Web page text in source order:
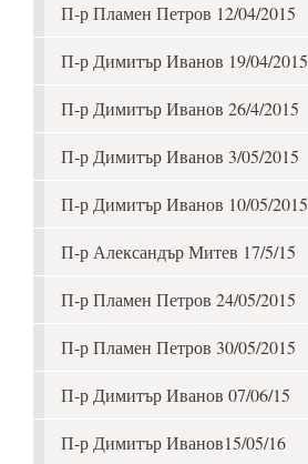
П-р Пламен Петров 12/04/2015
П-р Димитър Иванов 19/04/2015
П-р Димитър Иванов 26/4/2015
П-р Димитър Иванов 3/05/2015
П-р Димитър Иванов 10/05/2015
П-р Александър Митев 17/5/15
П-р Пламен Петров 24/05/2015
П-р Пламен Петров 30/05/2015
П-р Димитър Иванов 07/06/15
П-р Димитър Иванов15/05/16